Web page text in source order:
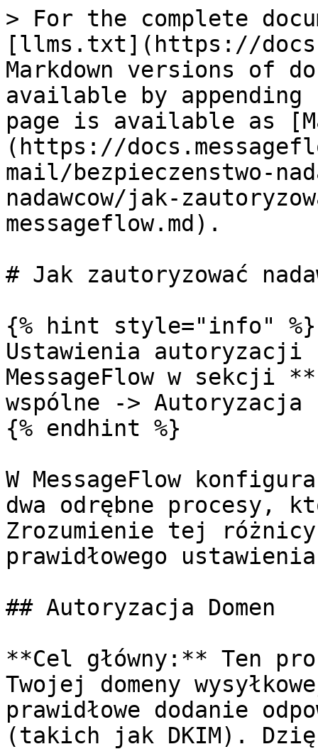
> For the complete
[llms.txt](https://
Markdown versions of
available by
page is available as
(https://
mail/bezpieczenstwo-
nadawcow/jak-
messageflow.md).
# Jak zautoryzować
{% hint style="info" %}
Ustawienia autoryzacji
MessageFlow w sekcji
wspólne -> Autoryzacja
{% endhint %}
W MessageFlow
dwa odrębne procesy,
Zrozumienie tej
prawidłowego
## Autoryzacja Domen
**Cel główny:** Ten
Twojej domeny
prawidłowe dodanie
(takich jak DKIM).